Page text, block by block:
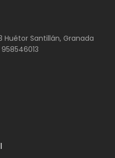
Huétor Santillán, Granada